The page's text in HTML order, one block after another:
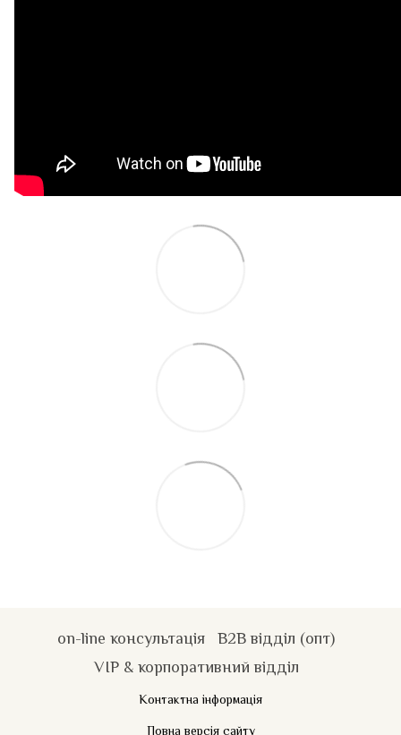
on-line консультація B2B відділ (опт)
VIP & корпоративний відділ
Контактна інформація